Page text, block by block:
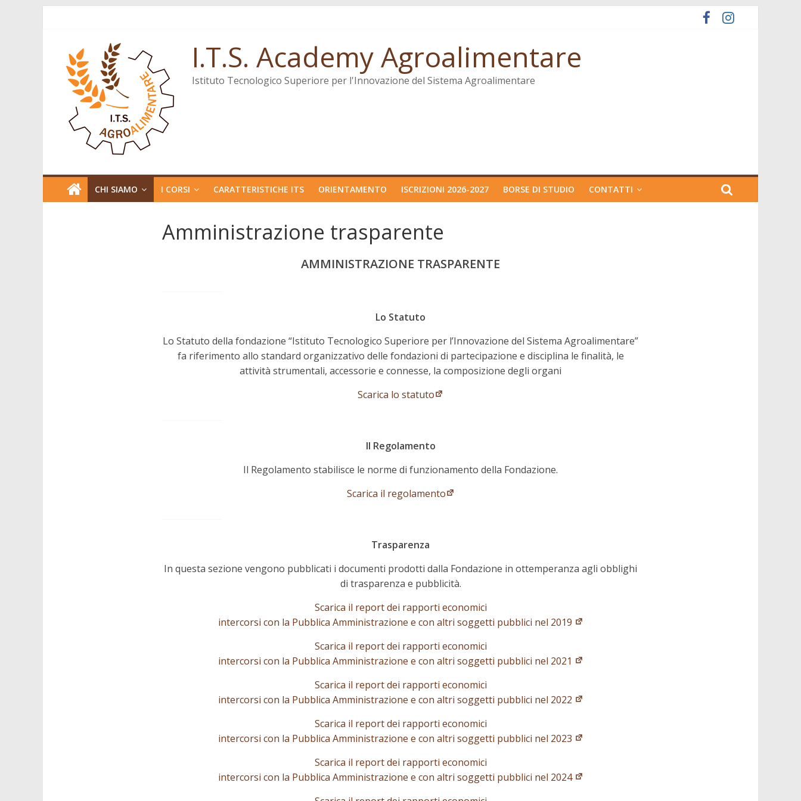
I.T.S. Academy Agroalimentare
Istituto Tecnologico Superiore per l'Innovazione del Sistema Agroalimentare
CHI SIAMO I CORSI CARATTERISTICHE ITS ORIENTAMENTO ISCRIZIONI 2026-2027 BORSE DI STUDIO CONTATTI
Amministrazione trasparente
AMMINISTRAZIONE TRASPARENTE
Lo Statuto
Lo Statuto della fondazione “Istituto Tecnologico Superiore per l’Innovazione del Sistema Agroalimentare”
fa riferimento allo standard organizzativo delle fondazioni di partecipazione e disciplina le finalità, le
attività strumentali, accessorie e connesse, la composizione degli organi
Scarica lo statuto
Il Regolamento
Il Regolamento stabilisce le norme di funzionamento della Fondazione.
Scarica il regolamento
Trasparenza
In questa sezione vengono pubblicati i documenti prodotti dalla Fondazione in ottemperanza agli obblighi
di trasparenza e pubblicità.
Scarica il report dei rapporti economici
intercorsi con la Pubblica Amministrazione e con altri soggetti pubblici nel 2019
Scarica il report dei rapporti economici
intercorsi con la Pubblica Amministrazione e con altri soggetti pubblici nel 2021
Scarica il report dei rapporti economici
intercorsi con la Pubblica Amministrazione e con altri soggetti pubblici nel 2022
Scarica il report dei rapporti economici
intercorsi con la Pubblica Amministrazione e con altri soggetti pubblici nel 2023
Scarica il report dei rapporti economici
intercorsi con la Pubblica Amministrazione e con altri soggetti pubblici nel 2024